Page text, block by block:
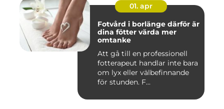
01. apr
Fotvård i borlänge därför är
dina fötter värda mer
omtanke
Att gå till en professionell
fotterapeut handlar inte bara
om lyx eller välbefinnande
för stunden. F...